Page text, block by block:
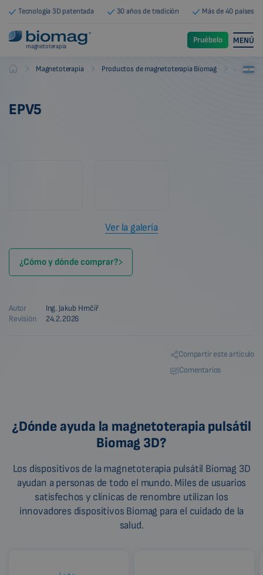
Tecnología 3D patentada 30 años de tradición Más de 40 países
magnetoterapia
Pruébelo MENÚ
Biomag Magnetoterapia Productos de magnetoterapia Biomag
EPV5
Ver la galería
¿Cómo y dónde comprar?
Autor
Ing. Jakub Hrnčíř
Revisión
24.2.2026
Compartir este artículo
Comentarios
¿Dónde ayuda la magnetoterapia pulsátil
Biomag 3D?
Los dispositivos de la magnetoterapia pulsátil Biomag 3D
ayudan a personas de todo el mundo. Miles de usuarios
satisfechos y clínicas de renombre utilizan los
innovadores dispositivos Biomag para el cuidado de la
salud.